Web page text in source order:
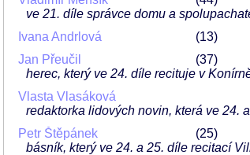
ve 21. díle správce domu a
Ivana Andrlová
13
Jan Přeučil
37
herec, který ve 24. díle recituje v
Vlasta Vlasáková
redaktorka lidových novin, která ve 24.
Petr Štěpánek
25
básník, který ve 24. a 25. díle recitací